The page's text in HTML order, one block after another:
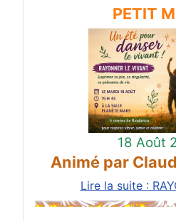
PETIT
18 Août
Animé par
Lire la suite :